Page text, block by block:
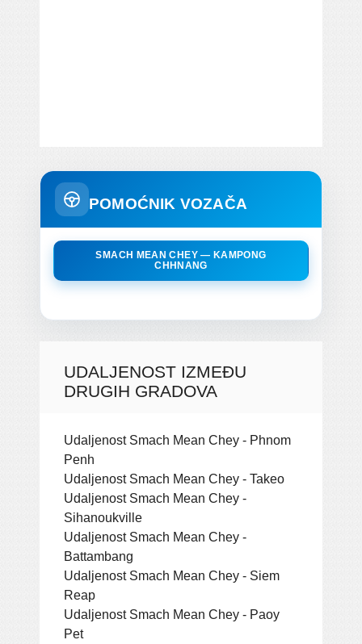
POMOĆNIK VOZAČA
SMACH MEAN CHEY — KAMPONG
CHHNANG
UDALJENOST IZMEĐU
DRUGIH GRADOVA
Udaljenost Smach Mean Chey - Phnom
Penh
Udaljenost Smach Mean Chey - Takeo
Udaljenost Smach Mean Chey -
Sihanoukville
Udaljenost Smach Mean Chey -
Battambang
Udaljenost Smach Mean Chey - Siem
Reap
Udaljenost Smach Mean Chey - Paoy
Pet